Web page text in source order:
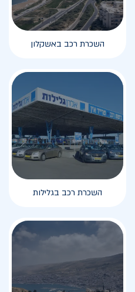
השכרת רכב באשקלון
השכרת רכב בגלילות